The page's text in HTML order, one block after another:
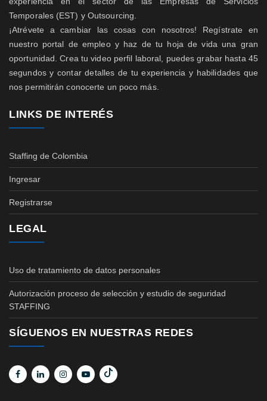
Temporales (EST) y Outsourcing.
¡Atrévete a cambiar las cosas con nosotros! Regístrate en
nuestro portal de empleo y haz de tu hoja de vida una gran
oportunidad. Crea tu video perfil laboral, puedes grabar hasta 45
segundos y contar detalles de tu experiencia y habilidades que
nos permitirán conocerte un poco más.
LINKS DE INTERÉS
Staffing de Colombia
Ingresar
Registrarse
LEGAL
Uso de tratamiento de datos personales
Autorización proceso de selección y estudio de seguridad
STAFFING
SÍGUENOS EN NUESTRAS REDES